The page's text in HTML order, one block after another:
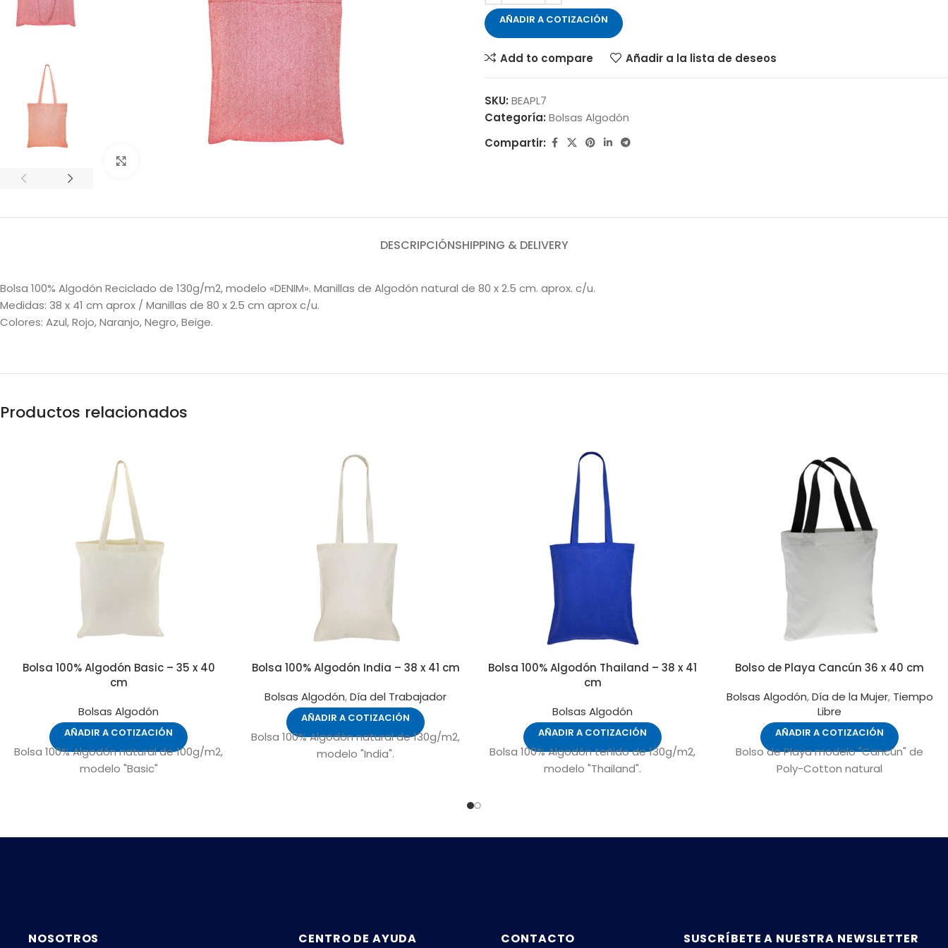
AÑADIR A COTIZACIÓN
Add to compare Añadir a la lista de deseos
SKU: BEAPL7
Categoría: Bolsas Algodón
Compartir:
DESCRIPCIÓNSHIPPING & DELIVERY
Bolsa 100% Algodón Reciclado de 130g/m2, modelo «DENIM». Manillas de Algodón natural de 80 x 2.5 cm. aprox. c/u.
Medidas: 38 x 41 cm aprox / Manillas de 80 x 2.5 cm aprox c/u.
Colores: Azul, Rojo, Naranjo, Negro, Beige.
Productos relacionados
Bolsa 100% Algodón Basic – 35 x 40
cm
Bolsas Algodón
AÑADIR A COTIZACIÓN
Bolsa 100% Algodón natural de 100g/m2,
modelo "Basic"
Bolsa 100% Algodón India – 38 x 41 cm
Bolsas Algodón,Día del Trabajador
AÑADIR A COTIZACIÓN
Bolsa 100% Algodón natural de 130g/m2,
modelo "India".
Bolsa 100% Algodón Thailand – 38 x 41
cm
Bolsas Algodón
AÑADIR A COTIZACIÓN
Bolsa 100% Algodón teñido de 130g/m2,
modelo "Thailand".
Bolso de Playa Cancún 36 x 40 cm
Bolsas Algodón,Día de la Mujer, Tiempo
Libre
AÑADIR A COTIZACIÓN
Bolso de Playa modelo "Cancún" de
Poly-Cotton natural
NOSOTROS CENTRO DE AYUDA CONTACTO SUSCRÍBETE A NUESTRA NEWSLETTER